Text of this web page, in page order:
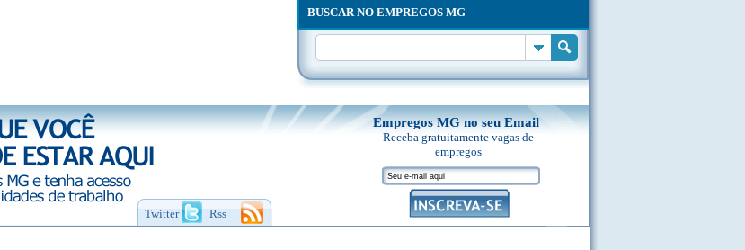
BUSCAR NO EMPREGOS MG
Twitter Rss
Empregos MG no seu Email
Receba gratuitamente vagas de
empregos